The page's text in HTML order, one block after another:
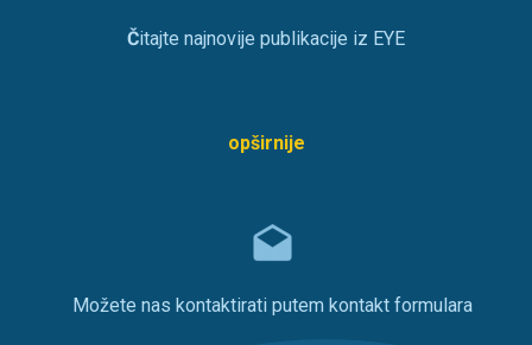
Čitajte najnovije publikacije iz EYE
opširnije
Možete nas kontaktirati putem kontakt formulara